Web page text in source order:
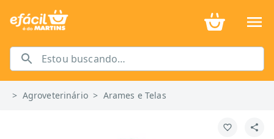
> Agroveterinário > Arames e Telas